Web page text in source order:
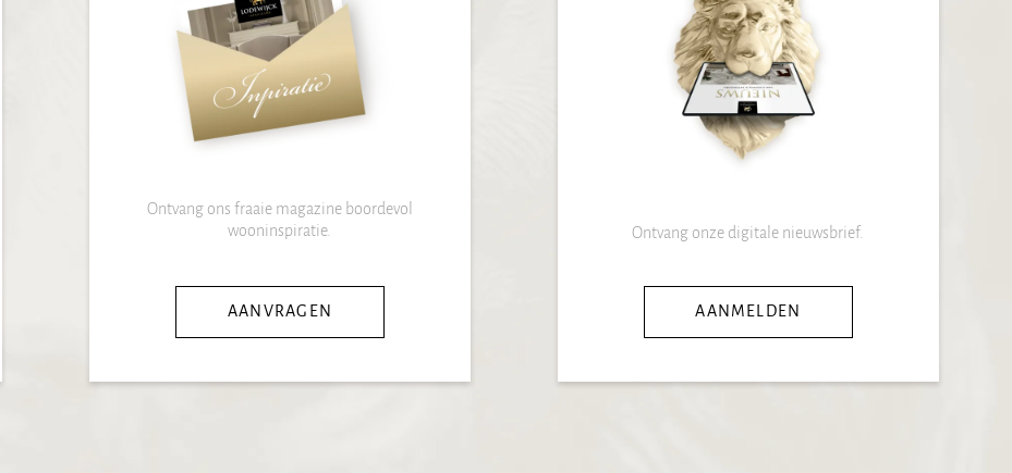
Ontvang ons fraaie magazine boordevol
wooninspiratie.
AANVRAGEN
Ontvang onze digitale nieuwsbrief.
AANMELDEN